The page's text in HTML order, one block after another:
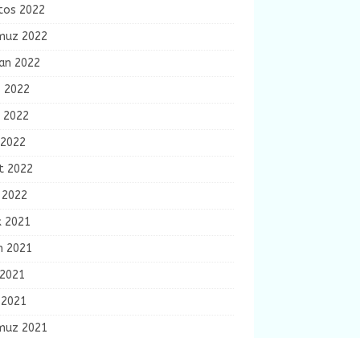
2022
2022
2022
2022
2022
2022
2021
2021
2021